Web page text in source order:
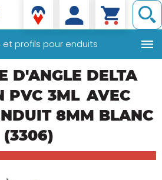
Denis matériaux
profils pour enduits
D'ANGLE DELTA
PVC 3ML AVEC
8MM BLANC
(3306)